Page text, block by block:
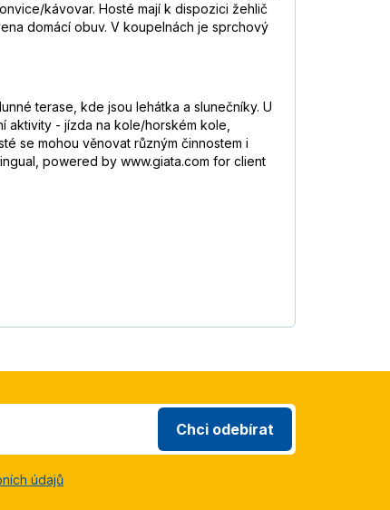
kávovar. Hosté mají k dispozici žehlič
domácí obuv. V koupelnách je sprchový
terase, kde jsou lehátka a slunečníky. U
aktivity - jízda na kole/horském kole,
se mohou věnovat různým činnostem i
powered by www.giata.com for client
Chci odebírat
údajů